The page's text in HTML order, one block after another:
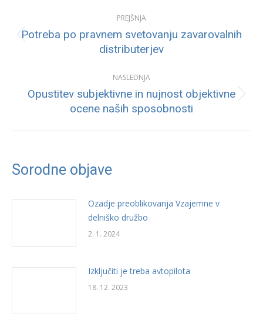
navigation
PREJŠNJA
Previous
post:
Potreba po pravnem svetovanju zavarovalnih
distributerjev
NASLEDNJA
Next
post:
Opustitev subjektivne in nujnost objektivne
ocene naših sposobnosti
Sorodne objave
Ozadje preoblikovanja Vzajemne v
delniško družbo
2. 1. 2024
Izključiti je treba avtopilota
18. 12. 2023